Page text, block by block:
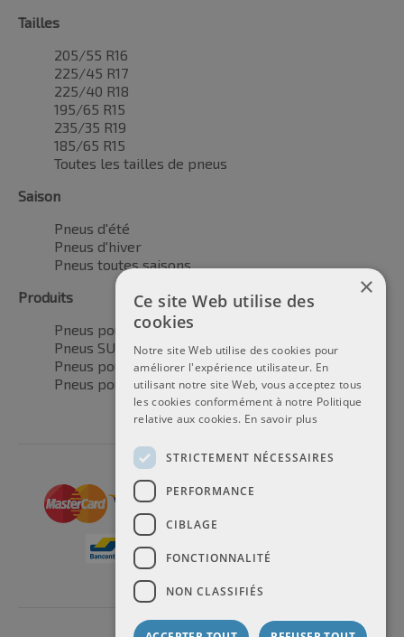
Tailles
205/55 R16
225/45 R17
225/40 R18
195/65 R15
235/35 R19
185/65 R15
Toutes les tailles de pneus
Saison
Pneus d'été
Pneus d'hiver
Pneus toutes saisons
Produits
Pneus pour voitures
Pneus SUV / 4x4
Pneus pour camionnettes
Pneus pour motos
×
Ce site Web utilise des
cookies
Notre site Web utilise des cookies pour
améliorer l'expérience utilisateur. En
utilisant notre site Web, vous acceptez tous
les cookies conformément à notre Politique
relative aux cookies. En savoir plus
STRICTEMENT NÉCESSAIRES
PERFORMANCE
CIBLAGE
FONCTIONNALITÉ
NON CLASSIFIÉS